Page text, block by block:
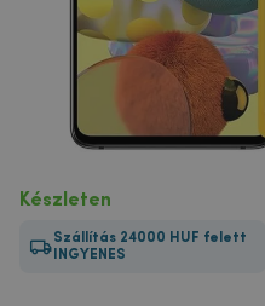
Készleten
Szállítás 24000 HUF felett
INGYENES